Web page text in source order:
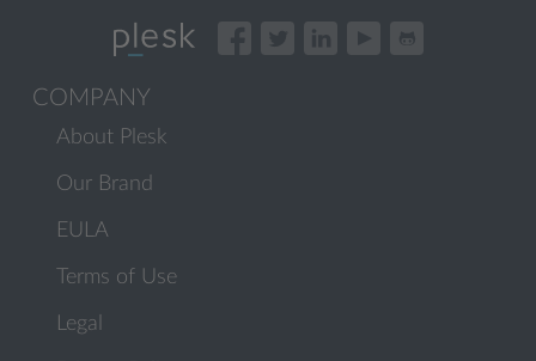
COMPANY
About Plesk
Our Brand
EULA
Terms of Use
Legal